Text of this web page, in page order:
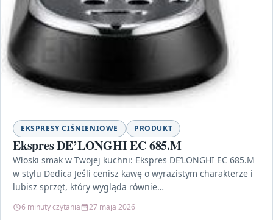
EKSPRESY CIŚNIENIOWE PRODUKT
Ekspres DE’LONGHI EC 685.M
Włoski smak w Twojej kuchni: Ekspres DE’LONGHI EC 685.M
w stylu Dedica Jeśli cenisz kawę o wyrazistym charakterze i
lubisz sprzęt, który wygląda równie…
6 minuty czytania 27 maja 2026